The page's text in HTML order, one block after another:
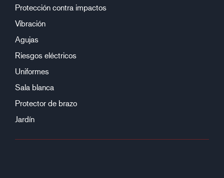
Protección contra impactos
Vibración
Agujas
Riesgos eléctricos
Uniformes
Sala blanca
Protector de brazo
Jardín